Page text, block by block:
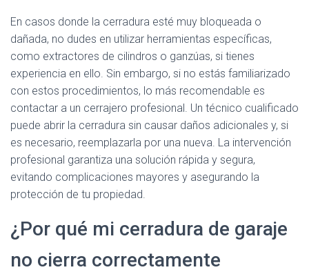
En casos donde la cerradura esté muy bloqueada o
dañada, no dudes en utilizar herramientas específicas,
como extractores de cilindros o ganzúas, si tienes
experiencia en ello. Sin embargo, si no estás familiarizado
con estos procedimientos, lo más recomendable es
contactar a un cerrajero profesional. Un técnico cualificado
puede abrir la cerradura sin causar daños adicionales y, si
es necesario, reemplazarla por una nueva. La intervención
profesional garantiza una solución rápida y segura,
evitando complicaciones mayores y asegurando la
protección de tu propiedad.
¿Por qué mi cerradura de garaje
no cierra correctamente